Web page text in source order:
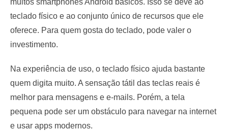
muitos smartphones Android básicos. Isso se deve ao
teclado físico e ao conjunto único de recursos que ele
oferece. Para quem gosta do teclado, pode valer o
investimento.
Na experiência de uso, o teclado físico ajuda bastante
quem digita muito. A sensação tátil das teclas reais é
melhor para mensagens e e-mails. Porém, a tela
pequena pode ser um obstáculo para navegar na internet
e usar apps modernos.